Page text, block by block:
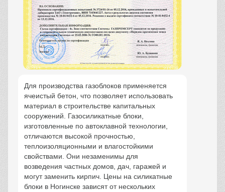
Для производства газоблоков применяется
ячеистый бетон, что позволяет использовать
материал в строительстве капитальных
сооружений. Газосиликатные блоки,
изготовленные по автоклавной технологии,
отличаются высокой прочностью,
теплоизоляционными и влагостойкими
свойствами. Они незаменимы для
возведения частных домов, дач, гаражей и
могут заменить кирпич. Цены на силикатные
блоки в Ногинске зависят от нескольких